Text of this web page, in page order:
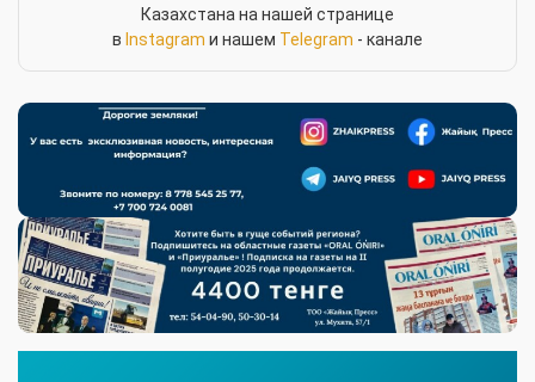
Казахстана на нашей странице
в Instagram и нашем Telegram - канале